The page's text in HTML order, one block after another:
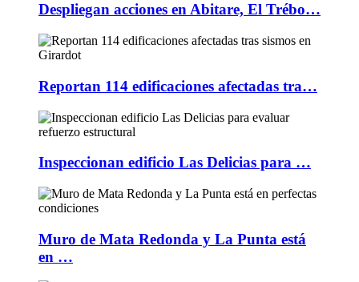
Despliegan acciones en Abitare, El Trébo…
Reportan 114 edificaciones afectadas tra…
Inspeccionan edificio Las Delicias para …
Muro de Mata Redonda y La Punta está
en …